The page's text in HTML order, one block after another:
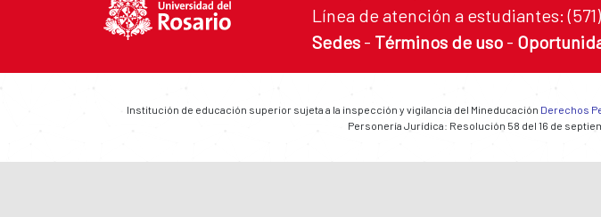
Línea de atención a estudiantes:
Sedes - Términos de uso -
Institución de educación superior sujeta a la inspección y vigilancia del Mineducación Derechos
Personería Jurídica: Resolución 58 del 16 de